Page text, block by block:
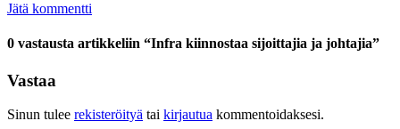
Jätä kommentti
0 vastausta artikkeliin “Infra kiinnostaa sijoittajia ja johtajia”
Vastaa
Sinun tulee rekisteröityä tai kirjautua kommentoidaksesi.